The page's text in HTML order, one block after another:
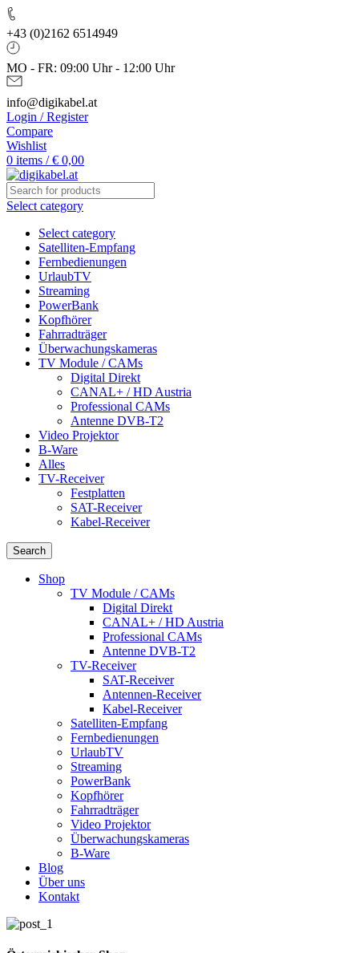
+43 (0)2162 6514949
MO - FR: 09:00 Uhr - 12:00 Uhr
info@digikabel.at
Login / Register
Compare
Wishlist
0 items / € 0,00
Select category
Select category
Satelliten-Empfang
Fernbedienungen
UrlaubTV
Streaming
PowerBank
Kopfhörer
Fahrradträger
Überwachungskameras
TV Module / CAMs
Digital Direkt
CANAL+ / HD Austria
Professional CAMs
Antenne DVB-T2
Video Projektor
B-Ware
Alles
TV-Receiver
Festplatten
SAT-Receiver
Kabel-Receiver
Search
Shop
TV Module / CAMs
Digital Direkt
CANAL+ / HD Austria
Professional CAMs
Antenne DVB-T2
TV-Receiver
SAT-Receiver
Antennen-Receiver
Kabel-Receiver
Satelliten-Empfang
Fernbedienungen
UrlaubTV
Streaming
PowerBank
Kopfhörer
Fahrradträger
Video Projektor
Überwachungskameras
B-Ware
Blog
Über uns
Kontakt